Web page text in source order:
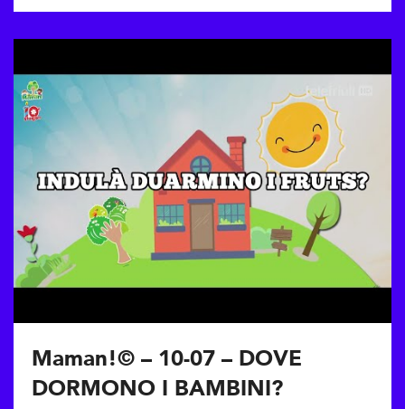
Maman!© – 10-07 – DOVE
DORMONO I BAMBINI?